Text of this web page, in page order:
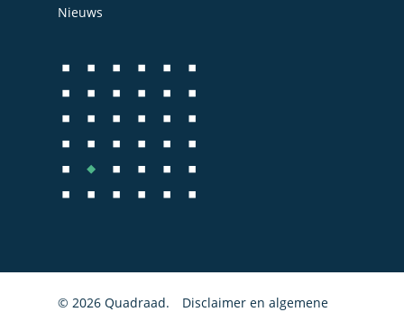
Nieuws
© 2026 Quadraad.
Disclaimer en algemene